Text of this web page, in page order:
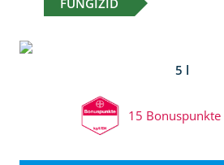
FUNGIZID
5 l
15